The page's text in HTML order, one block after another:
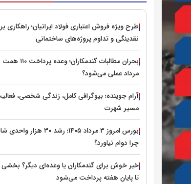
طرح ویژه فروش اعتباری فولاد ایرانیان؛ راهکاری
نقدینگی و تداوم پروژه‌های ساختمانی
مرداد عملی می‌شود؟
آرام جوینده؛ بیوگرافی کامل، زندگی شخصی،
مسیر شهرت
بورس امروز ۳ مرداد ۱۴۰۵؛ رشد
چرا دوام نیاورد؟
خبر خوش برای گندمکاران یا وعده‌ای دیگر؟ بخشی
تا پایان هفته پرداخت می‌شود